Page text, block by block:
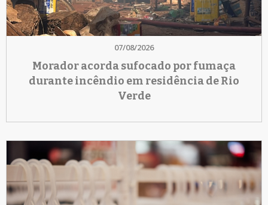
07/08/2026
Morador acorda sufocado por fumaça
durante incêndio em residência de Rio
Verde